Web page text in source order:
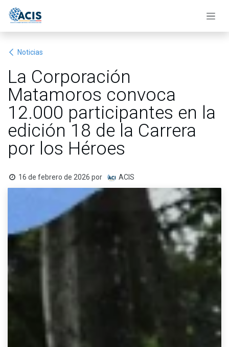
Noticias
La Corporación
Matamoros convoca
12.000 participantes en la
edición 18 de la Carrera
por los Héroes
16 de febrero de 2026 por ACIS